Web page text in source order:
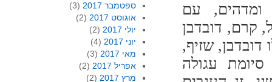
עם
קרם, דובדבן
דובדבן, שזיף,
עגולה
ספטמבר 2017
(3)
אוגוסט 2017
(2)
יולי 2017
(2)
יוני 2017
(4)
מאי 2017
(3)
אפריל 2017
(2)
מרץ 2017
(2)